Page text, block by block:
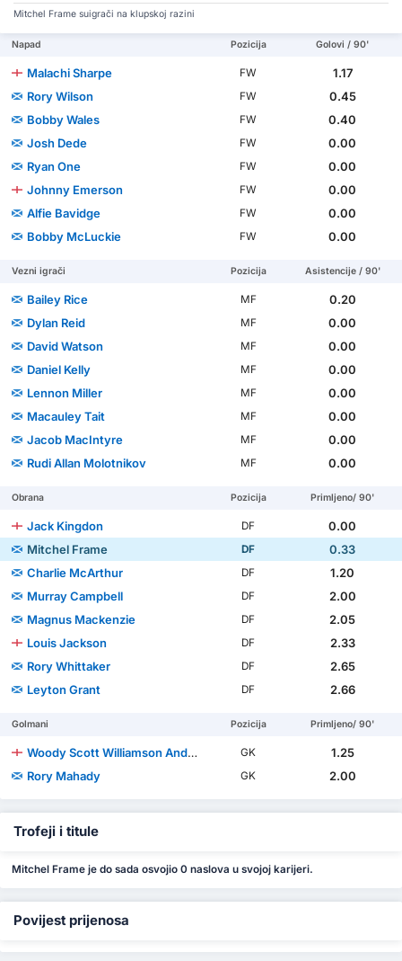
Mitchel Frame suigrači na klupskoj razini
Napad Pozicija Golovi / 90'
Malachi Sharpe FW
1.17
Rory Wilson
FW
0.45
Bobby Wales
FW
0.40
Josh Dede
FW
0.00
Ryan One
FW
0.00
Johnny Emerson
FW
0.00
Alfie Bavidge
FW
0.00
Bobby McLuckie
FW 0.00
Vezni igrači Pozicija Asistencije / 90'
Bailey Rice MF
0.20
Dylan Reid
MF
0.00
David Watson
MF
0.00
Daniel Kelly
MF
0.00
Lennon Miller
MF
0.00
Macauley Tait
MF
0.00
Jacob MacIntyre
MF
0.00
Rudi Allan Molotnikov
MF 0.00
Obrana Pozicija Primljeno/ 90'
Jack Kingdon DF
0.00
Mitchel Frame
DF
0.33
Charlie McArthur
DF
1.20
Murray Campbell
DF
2.00
Magnus Mackenzie
DF
2.05
Louis Jackson
DF
2.33
Rory Whittaker
DF
2.65
Leyton Grant
DF 2.66
Golmani Pozicija Primljeno/ 90'
Woody Scott Williamson Andrews GK
1.25
Rory Mahady
GK 2.00
Trofeji i titule
Mitchel Frame je do sada osvojio 0 naslova u svojoj karijeri.
Povijest prijenosa